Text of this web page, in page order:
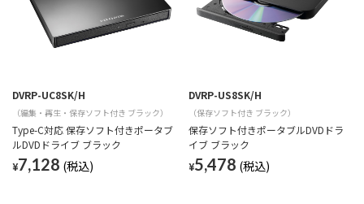
DVRP-UC8SK/H
（編集・再生・保存ソフト付き ブラック）
Type-C対応 保存ソフト付きポータブ
ルDVDドライブ ブラック
¥7,128
DVRP-US8SK/H
（保存ソフト付き ブラック）
保存ソフト付きポータブルDVDドラ
イブ ブラック
¥5,478